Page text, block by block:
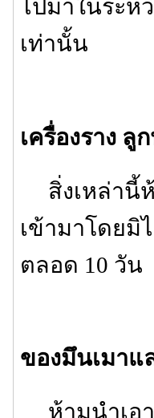
ไปมาในระห
เท่านั้น
เครื่องราง ลู
สิ่งเหล่านี้
เข้ามาโดยมิ
ตลอด 10 วัน
ของมึนเมาแ
ห้ามนำเอา